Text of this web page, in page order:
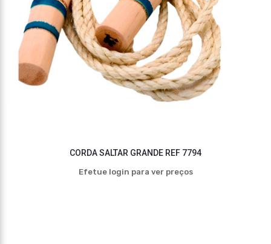
CORDA SALTAR GRANDE REF 7794
Efetue login para ver preços